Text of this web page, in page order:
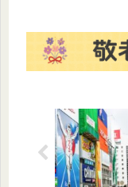
護猫を迎える意義と
流れも紹介します。